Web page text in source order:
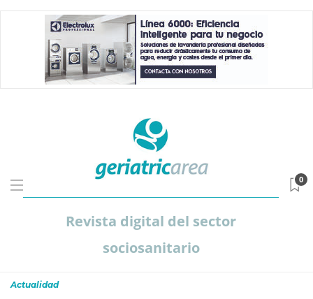
Revista digital del sector
sociosanitario
0
Actualidad